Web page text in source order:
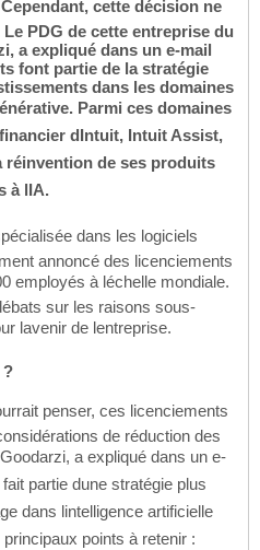
Cependant, cette décision ne
PDG de cette entreprise du
a expliqué dans un e-mail
font partie de la stratégie
dans les domaines
Parmi ces domaines
dIntuit, Intuit Assist,
réinvention de ses produits
lIA.
dans les logiciels
annoncé des licenciements
employés à léchelle mondiale.
sur les raisons sous-
lavenir de lentreprise.
?
penser, ces licenciements
de réduction des
a expliqué dans un e-
partie dune stratégie plus
dans lintelligence artificielle
principaux points à retenir :